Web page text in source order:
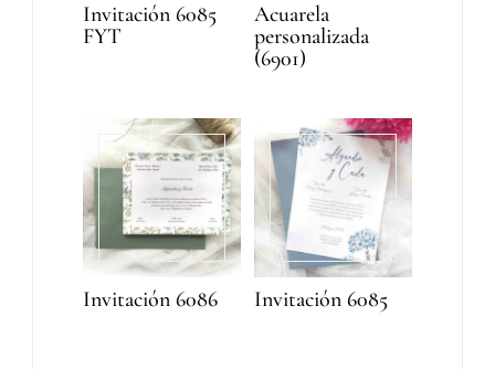
Invitación 6085
FYT
Acuarela
personalizada
(6901)
Invitación 6086 Invitación 6085